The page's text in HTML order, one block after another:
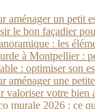
aménager un petit
le bon façadier
: les
à Montpellier :
: optimiser son
aménager une
valoriser votre bien
murale 2026 : ce